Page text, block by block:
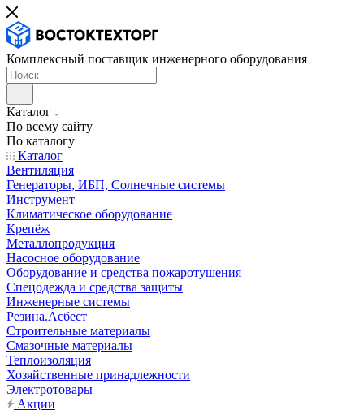
Комплексный поставщик инженерного оборудования
Каталог
По всему сайту
По каталогу
Каталог
Вентиляция
Генераторы, ИБП, Солнечные системы
Инструмент
Климатическое оборудование
Крепёж
Металлопродукция
Насосное оборудование
Оборудование и средства пожаротушения
Спецодежда и средства защиты
Инженерные системы
Резина.Асбест
Строительные материалы
Смазочные материалы
Теплоизоляция
Хозяйственные принадлежности
Электротовары
Акции